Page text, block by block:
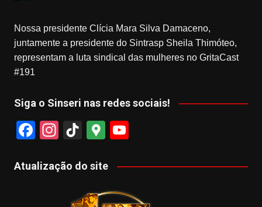
Nossa presidente Clícia Mara Silva Damaceno,
juntamente a presidente do Sintrasp Sheila Thimóteo,
representam a luta sindical das mulheres no GritaCast
#191
Siga o Sinseri nas redes sociais!
F
c
In
a
Ti
T
G
o
gl
u
Atualização do site